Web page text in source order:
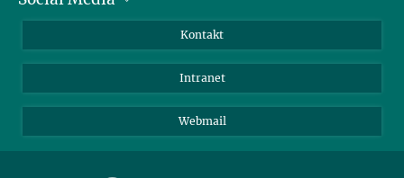
YouTube
Kontakt
Intranet
Webmail